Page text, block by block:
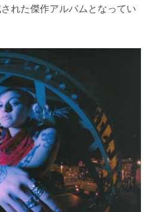
れた傑作アルバムとなってい